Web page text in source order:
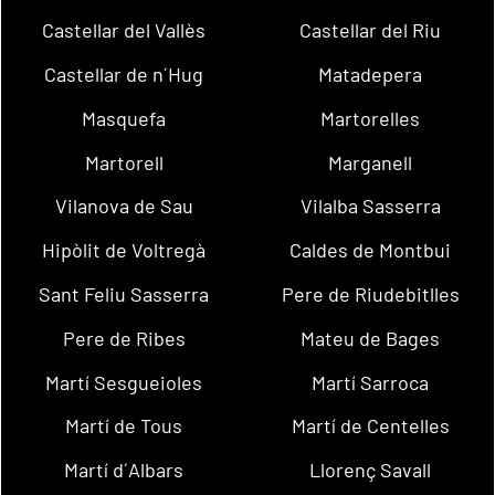
Castellar del Vallès
Castellar del Riu
Castellar de n´Hug
Matadepera
Masquefa
Martorelles
Martorell
Marganell
Vilanova de Sau
Vilalba Sasserra
Hipòlit de Voltregà
Caldes de Montbui
Sant Feliu Sasserra
Pere de Riudebitlles
Pere de Ribes
Mateu de Bages
Martí Sesgueioles
Martí Sarroca
Martí de Tous
Martí de Centelles
Martí d´Albars
Llorenç Savall